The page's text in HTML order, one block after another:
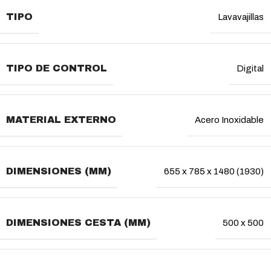
TIPO Lavavajillas
TIPO DE CONTROL Digital
MATERIAL EXTERNO Acero Inoxidable
DIMENSIONES (MM) 655 x 785 x 1480 (1930)
DIMENSIONES CESTA (MM) 500 x 500